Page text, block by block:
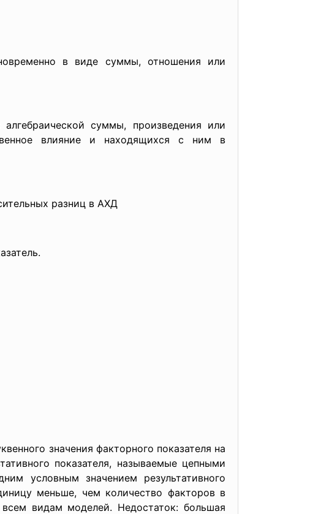
в виде суммы, отношения или
суммы, произведения или
влияние и находящихся с ним в
разниц в АХД
значения факторного показателя на
показателя, называемые цепными
условным значением результативного
меньше, чем количество факторов в
видам моделей. Недостаток: большая